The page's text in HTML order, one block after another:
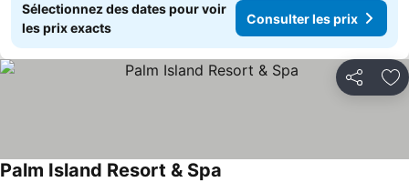
Sélectionnez des dates pour voir
les prix exacts
Consulter les prix
Partager
Palm Island Resort & Spa